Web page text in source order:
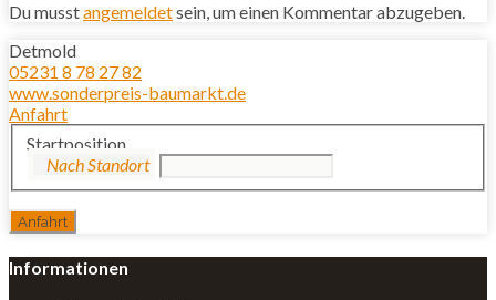
Du musstangemeldetsein, um einen Kommentar abzugeben.
Detmold
05231 8 78 27 82
www.sonderpreis-baumarkt.de
Anfahrt
Startposition
Informationen